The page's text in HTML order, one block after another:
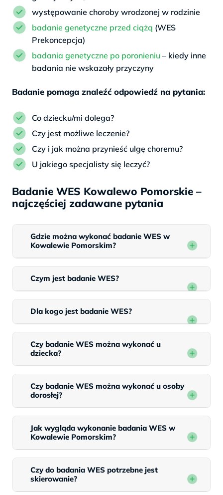
występowanie choroby wrodzonej w rodzinie
badanie genetyczne przed ciążą (WES
Prekoncepcja)
badania genetyczne po poronieniu – kiedy inne
badania nie wskazały przyczyny
Badanie pomaga znaleźć odpowiedź na pytania:
Co dziecku/mi dolega?
Czy jest możliwe leczenie?
Czy i jak można przynieść ulgę choremu?
U jakiego specjalisty się leczyć?
Badanie WES Kowalewo Pomorskie –
najczęściej zadawane pytania
Gdzie można wykonać badanie WES w
Kowalewie Pomorskim?
Czym jest badanie WES?
Dla kogo jest badanie WES?
Czy badanie WES można wykonać u
dziecka?
Czy badanie WES można wykonać u osoby
dorosłej?
Jak wygląda wykonanie badania WES w
Kowalewie Pomorskim?
Czy do badania WES potrzebne jest
skierowanie?